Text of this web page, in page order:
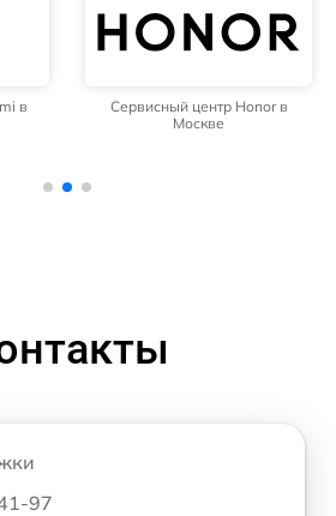
в
Сервисный центр Honor в
Москве
97